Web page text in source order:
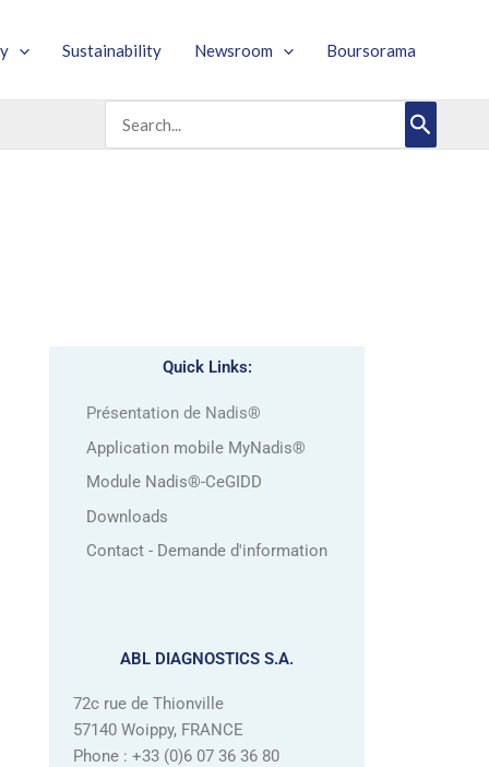
Sustainability Newsroom Boursorama
for:
Quick Links:
Présentation de Nadis®
Application mobile MyNadis®
Module Nadis®-CeGIDD
Downloads
Contact - Demande d'information
ABL DIAGNOSTICS S.A.
72c rue de Thionville
57140 Woippy, FRANCE
Phone : +33 (0)6 07 36 36 80